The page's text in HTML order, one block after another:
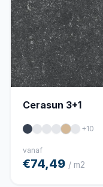
Cerasun 3+1
+10
vanaf
€74,49 / m2